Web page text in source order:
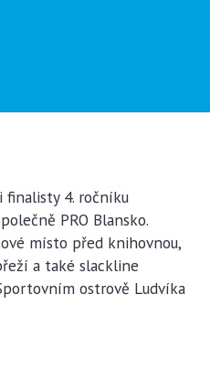
finalisty 4. ročníku
PRO Blansko.
místo před knihovnou,
a také slackline
ostrově Ludvíka